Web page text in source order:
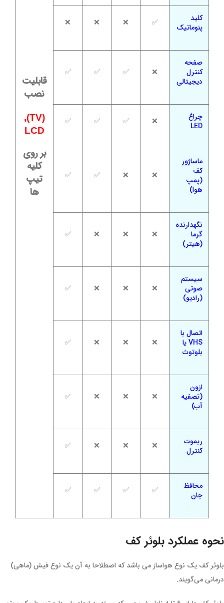
قابلیت
نصب
(TV),
LCD
بر روی
کلیه
تیپ
ها
کلید
پنوماتیک
✅
❌
❌
❌
صفحه
کنترل
دیجیتالی
❌
✅
✅
✅
چراغ
LED
❌
✅
✅
✅
ماساژور
کف
(پمپ
هوا)
❌
❌
✅
✅
نگهدارنده
گرما
(هیتر)
❌
❌
❌
✅
سیستم
صوتی
(رادیو)
❌
❌
❌
✅
اتصال با
VHS یا
بلوتوث
❌
❌
❌
✅
ازون
(تصفیه
آب)
❌
❌
❌
✅
ریموت
کنترل
❌
❌
❌
✅
محافظ
جان
✅
✅
✅
✅
نحوه عملکرد بلوئر کف
بلوئر کف یک نوع هواساز می باشد که اصطلاحا به آن یک نوع فیش (ماهی)
درمانی می‌گویند.